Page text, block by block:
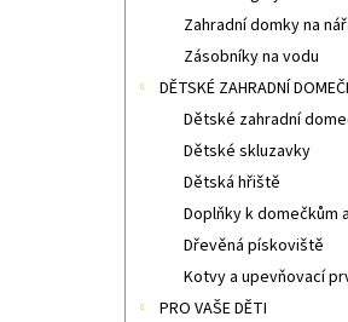
Zahradní domky na
Zásobníky na vodu
DĚTSKÉ ZAHRADNÍ
Dětské zahradní
Dětské skluzavky
Dětská hřiště
Doplňky k domečkům
Dřevěná pískoviště
Kotvy a upevňovací
PRO VAŠE DĚTI